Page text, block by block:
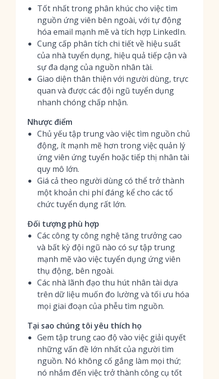
Tốt nhất trong phân khúc cho việc tìm
nguồn ứng viên bên ngoài, với tự động
hóa email mạnh mẽ và tích hợp LinkedIn.
Cung cấp phân tích chi tiết về hiệu suất
của nhà tuyển dụng, hiệu quả tiếp cận và
sự đa dạng của nguồn nhân tài.
Giao diện thân thiện với người dùng, trực
quan và được các đội ngũ tuyển dụng
nhanh chóng chấp nhận.
Nhược điểm
Chủ yếu tập trung vào việc tìm nguồn chủ
động, ít mạnh mẽ hơn trong việc quản lý
ứng viên ứng tuyển hoặc tiếp thị nhân tài
quy mô lớn.
Giá cả theo người dùng có thể trở thành
một khoản chi phí đáng kể cho các tổ
chức tuyển dụng rất lớn.
Đối tượng phù hợp
Các công ty công nghệ tăng trưởng cao
và bất kỳ đội ngũ nào có sự tập trung
mạnh mẽ vào việc tuyển dụng ứng viên
thụ động, bên ngoài.
Các nhà lãnh đạo thu hút nhân tài dựa
trên dữ liệu muốn đo lường và tối ưu hóa
mọi giai đoạn của phễu tìm nguồn.
Tại sao chúng tôi yêu thích họ
Gem tập trung cao độ vào việc giải quyết
những vấn đề lớn nhất của người tìm
nguồn. Nó không cố gắng làm mọi thứ;
nó nhắm đến việc trở thành công cụ tốt